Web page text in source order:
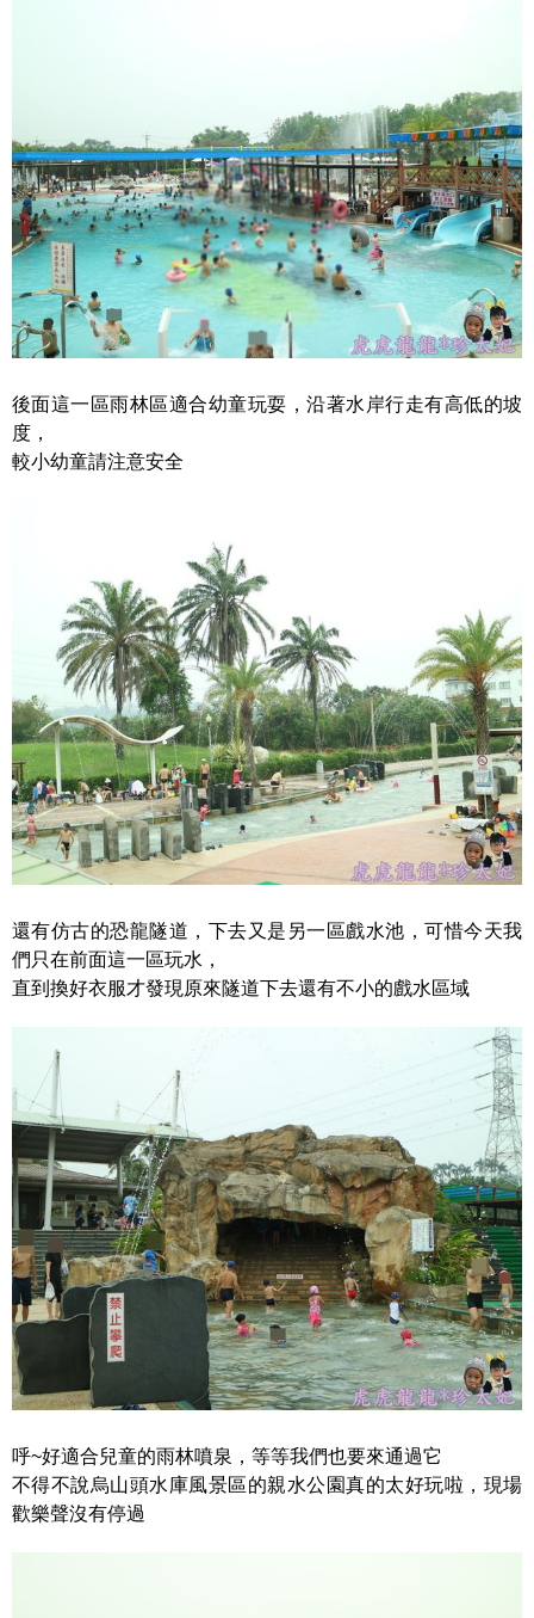
後面這一區雨林區適合幼童玩耍，沿著水岸行走有高低的坡
度，
較小幼童請注意安全
還有仿古的恐龍隧道，下去又是另一區戲水池，可惜今天我
們只在前面這一區玩水，
直到換好衣服才發現原來隧道下去還有不小的戲水區域
呼~好適合兒童的雨林噴泉，等等我們也要來通過它
不得不說烏山頭水庫風景區的親水公園真的太好玩啦，現場
歡樂聲沒有停過